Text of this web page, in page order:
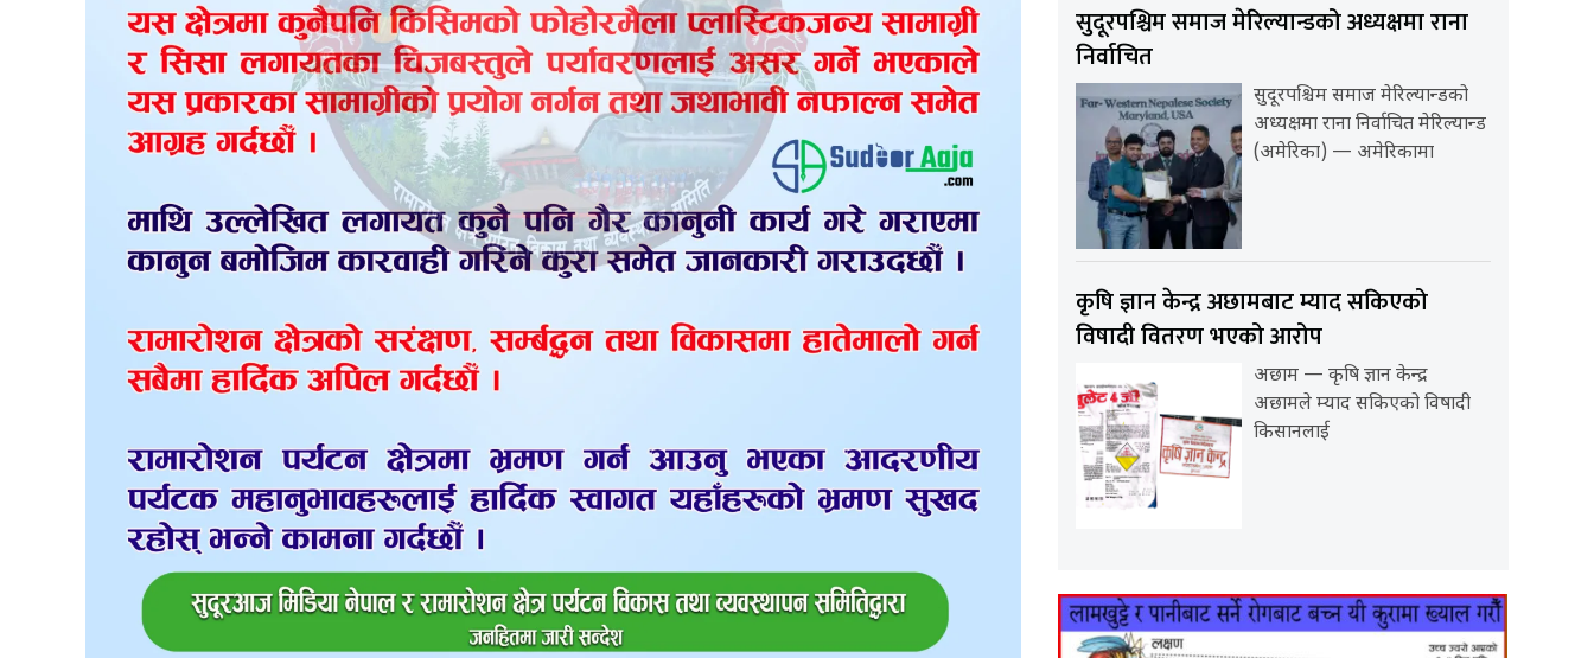
सुदूरपश्चिम समाज मेरिल्यान्डको अध्यक्षमा राना
निर्वाचित
सुदूरपश्चिम समाज मेरिल्यान्डको
अध्यक्षमा राना निर्वाचित मेरिल्यान्ड
(अमेरिका) — अमेरिकामा
कृषि ज्ञान केन्द्र अछामबाट म्याद सकिएको
विषादी वितरण भएको आरोप
अछाम — कृषि ज्ञान केन्द्र
अछामले म्याद सकिएको विषादी
किसानलाई